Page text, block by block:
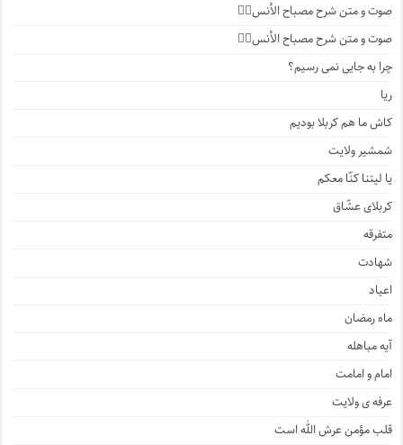
صوت و متن شرح مصباح الأنس۴️⃣
صوت و متن شرح مصباح الأنس۳️⃣
چرا به جایی نمی رسیم؟
ریا
کاش ما هم کربلا بودیم
شمشیر ولایت
یا لیتنا کنّا معکم
کربلای عشّاق
متفرقه
شهادت
اعیاد
ماه رمضان
آیه مباهله
امام و امامت
عرفه ی ولایت
قلب مؤمن عرش الله است